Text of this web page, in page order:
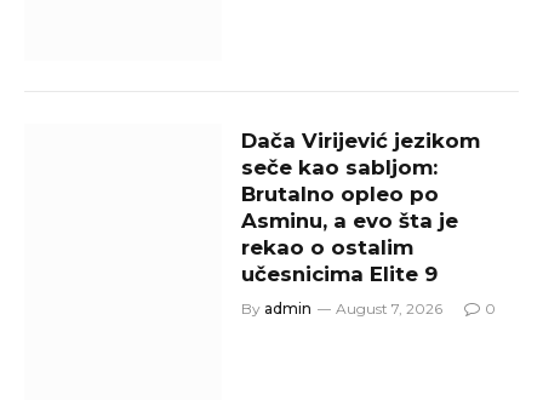
Dača Virijević jezikom
seče kao sabljom:
Brutalno opleo po
Asminu, a evo šta je
rekao o ostalim
učesnicima Elite 9
By admin August 7, 2026 0